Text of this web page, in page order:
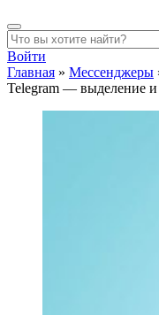
Войти
Главная » Мессенджеры
Telegram — выделение